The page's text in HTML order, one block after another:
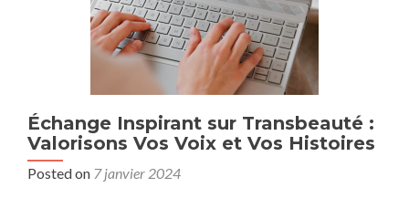
Échange Inspirant sur Transbeauté :
Valorisons Vos Voix et Vos Histoires
Posted on 7 janvier 2024